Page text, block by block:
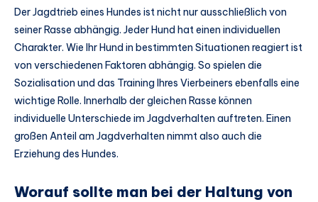
Der Jagdtrieb eines Hundes ist nicht nur ausschließlich von
seiner Rasse abhängig. Jeder Hund hat einen individuellen
Charakter. Wie Ihr Hund in bestimmten Situationen reagiert ist
von verschiedenen Faktoren abhängig. So spielen die
Sozialisation und das Training Ihres Vierbeiners ebenfalls eine
wichtige Rolle. Innerhalb der gleichen Rasse können
individuelle Unterschiede im Jagdverhalten auftreten. Einen
großen Anteil am Jagdverhalten nimmt also auch die
Erziehung des Hundes.
Worauf sollte man bei der Haltung von